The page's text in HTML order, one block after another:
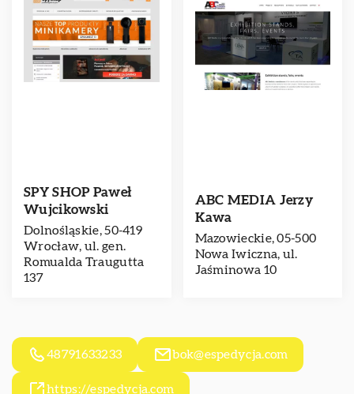
SPY SHOP Paweł
Wujcikowski
Dolnośląskie, 50-419
Wrocław, ul. gen.
Romualda Traugutta
137
ABC MEDIA Jerzy
Kawa
Mazowieckie, 05-500
Nowa Iwiczna, ul.
Jaśminowa 10
48791633233 bok@espedycja.com
https://espedycja.com